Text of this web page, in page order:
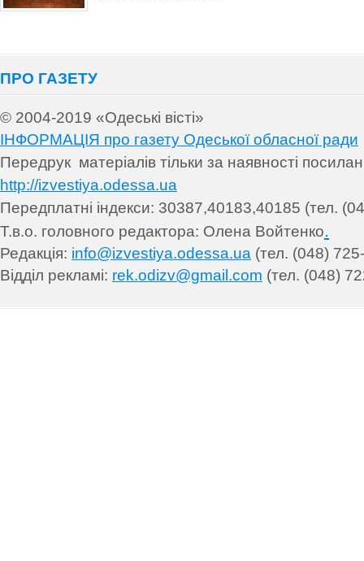
ПРО ГАЗЕТУ
© 2004-2019 «Одеські вісті»
ІНФОРМАЦІЯ про газету Одеської обласної ради
Передрук матеріалів тільки за наявності
http://izvestiya.odessa.ua
Передплатні індекси: 30387,40183,40185 (тел.
Т.в.о. головного редактора: Олена Войтенко.
Редакція: info@izvestiya.odessa.ua (тел. (048)
Відділ рекламі: rek.odizv@gmail.com (тел. (048)